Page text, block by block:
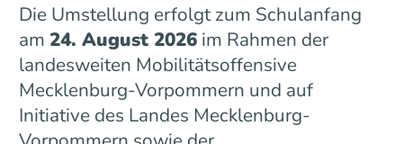
Die Umstellung erfolgt zum Schulanfang
am 24. August 2026im Rahmen der
landesweiten Mobilitätsoffensive
Mecklenburg-Vorpommern und auf
Initiative des Landes Mecklenburg-